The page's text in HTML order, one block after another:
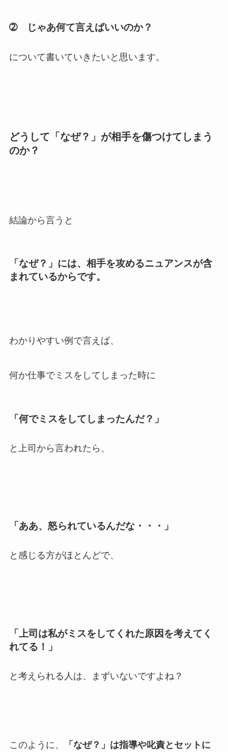
➁ じゃあ何て言えばいいのか？
について書いていきたいと思います。
どうして「なぜ？」が相手を傷つけてしまう
のか？
結論から言うと
「なぜ？」には、相手を攻めるニュアンスが含
まれているからです。
わかりやすい例で言えば、
何か仕事でミスをしてしまった時に
「何でミスをしてしまったんだ？」
と上司から言われたら、
「ああ、怒られているんだな・・・」
と感じる方がほとんどで、
「上司は私がミスをしてくれた原因を考えてく
れてる！」
と考えられる人は、まずいないですよね？
このように、 「なぜ？」は指導や叱責とセットに